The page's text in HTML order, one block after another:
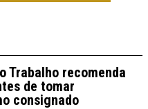
Trabalho recomenda
de tomar
consignado